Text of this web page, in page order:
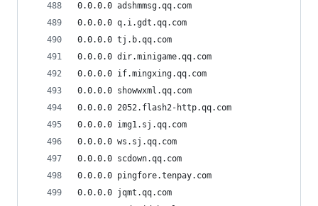
0.0.0.0 adshmmsg.qq.com
0.0.0.0 q.i.gdt.qq.com
0.0.0.0 tj.b.qq.com
0.0.0.0 dir.minigame.qq.com
0.0.0.0 if.mingxing.qq.com
0.0.0.0 showwxml.qq.com
0.0.0.0 2052.flash2-http.qq.com
0.0.0.0 img1.sj.qq.com
0.0.0.0 ws.sj.qq.com
0.0.0.0 scdown.qq.com
0.0.0.0 pingfore.tenpay.com
0.0.0.0 jqmt.qq.com